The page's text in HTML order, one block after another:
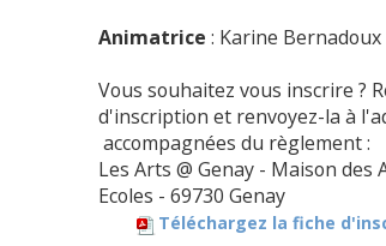
Animatrice : Karine Bernadoux
Vous souhaitez vous inscrire ?
d'inscription et renvoyez-la à
accompagnées du règlement :
Les Arts @ Genay - Maison des
Ecoles - 69730 Genay
Téléchargez la fiche